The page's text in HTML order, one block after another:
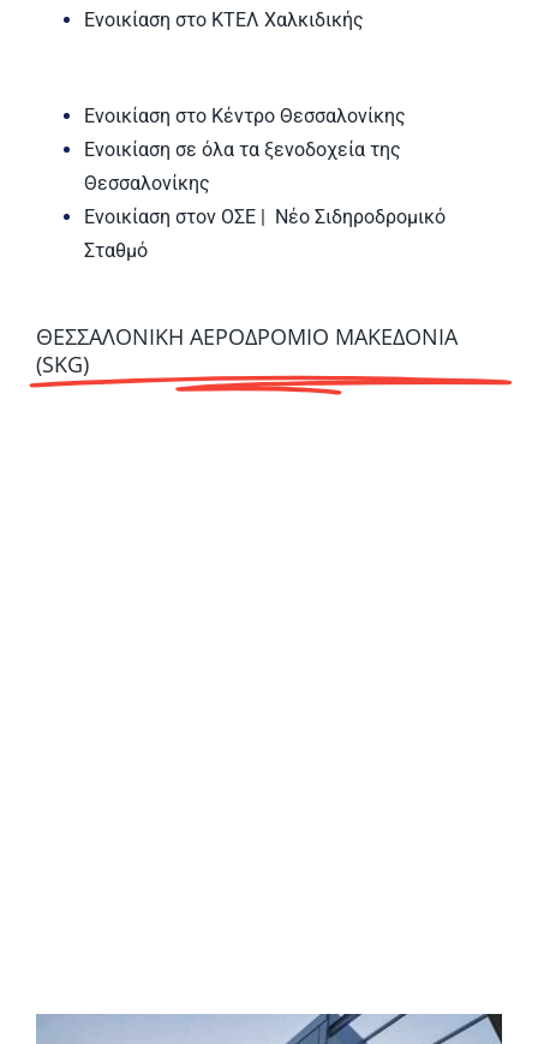
Ενοικίαση στο ΚΤΕΛ Χαλκιδικής
Ενοικίαση στο Κέντρο Θεσσαλονίκης
Ενοικίαση σε όλα τα ξενοδοχεία της
Θεσσαλονίκης
Ενοικίαση στον ΟΣΕ | Νέο Σιδηροδρομικό
Σταθμό
ΘΕΣΣΑΛΟΝΙΚΗ ΑΕΡΟΔΡΟΜΙΟ ΜΑΚΕΔΟΝΙΑ
(SKG)